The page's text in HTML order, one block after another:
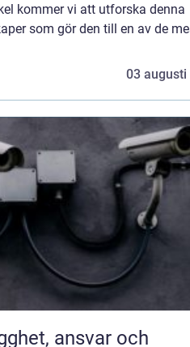
kommer vi att utforska denna
som gör den till en av de
03 augusti